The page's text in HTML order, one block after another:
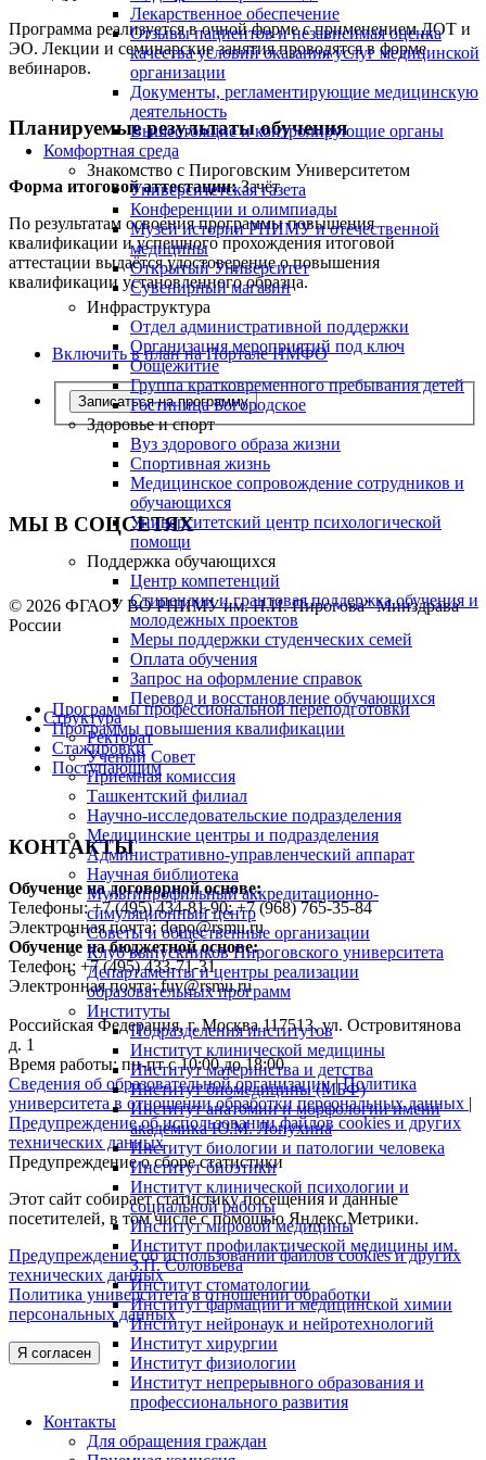
Лекарственное обеспечение
Отзывы пациентов и независимая оценка
качества условий оказания услуг медицинской
организации
Документы, регламентирующие медицинскую
деятельность
Вышестоящие и контролирующие органы
Комфортная среда
Знакомство с Пироговским Университетом
Университетская газета
Конференции и олимпиады
Музей истории РНИМУ и отечественной
медицины
Открытый Университет
Сувенирный магазин
Инфраструктура
Отдел административной поддержки
Организация мероприятий под ключ
Общежитие
Группа кратковременного пребывания детей
Гостиница Богородское
Здоровье и спорт
Вуз здорового образа жизни
Спортивная жизнь
Медицинское сопровождение сотрудников и
обучающихся
Университетский центр психологической
помощи
Поддержка обучающихся
Центр компетенций
Стипендии и грантовая поддержка обучения и
молодежных проектов
Меры поддержки студенческих семей
Оплата обучения
Запрос на оформление справок
Перевод и восстановление обучающихся
Структура
Ректорат
Ученый Совет
Приемная комиссия
Ташкентский филиал
Научно-исследовательские подразделения
Медицинские центры и подразделения
Административно-управленческий аппарат
Научная библиотека
Мультипрофильный аккредитационно-
симуляционный центр
Советы и общественные организации
Клуб выпускников Пироговского университета
Департаменты и центры реализации
образовательных программ
Институты
Подразделения институтов
Институт клинической медицины
Институт материнства и детства
Институт биомедицины (МБФ)
Институт анатомии и морфологии имени
академика Ю.М. Лопухина
Институт биологии и патологии человека
Институт биоэтики
Институт клинической психологии и
социальной работы
Институт мировой медицины
Институт профилактической медицины им.
З.П. Соловьева
Институт стоматологии
Институт фармации и медицинской химии
Институт нейронаук и нейротехнологий
Институт хирургии
Институт физиологии
Институт непрерывного образования и
профессионального развития
Контакты
Для обращения граждан
Программа реализуется в очной форме с применением ДОТ и
ЭО. Лекции и семинарские занятия проводятся в форме
вебинаров.
Планируемые результаты обучения
Форма итоговой аттестации:Зачёт
По результатам освоения программы повышения
квалификации и успешного прохождения итоговой
аттестации выдаётся удостоверение о повышения
квалификации установленного образца.
Включить в план на Портале НМФО
Записаться на программу
МЫ В СОЦСЕТЯХ
© 2026 ФГАОУ ВО РНИМУ им. Н.И. Пирогова" Минздрава
России
Программы профессиональной переподготовки
Программы повышения квалификации
Стажировки
Поступающим
КОНТАКТЫ
Обучение на договорной основе:
Телефоны: +7 (495) 434-81-90; +7 (968) 765-35-84
Электронная почта: dopo@rsmu.ru
Обучение на бюджетной основе:
Телефон: +7 (495) 433-71-31
Электронная почта: fuv@rsmu.ru
Российская Федерация, г. Москва 117513, ул. Островитянова
д. 1
Время работы: пн-пт с 10:00 до 18:00
Сведения об образовательной организации|Политика
университета в отношении обработки персональных данных
Предупреждение об использовании файлов cookies и других
технических данных
Предупреждение о сборе статистики
Этот сайт собирает статистику посещения и данные
посетителей, в том числе с помощью Яндекс.Метрики.
Предупреждение об использовании файлов cookies и других
технических данных
Политика университета в отношении обработки
персональных данных
Я согласен